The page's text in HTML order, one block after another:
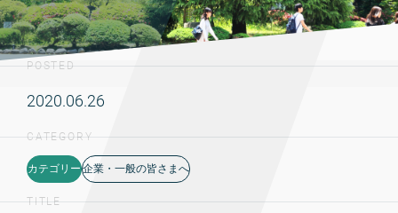
POSTED
2020.06.26
CATEGORY
カテゴリー 企業・一般の皆さまへ
TITLE